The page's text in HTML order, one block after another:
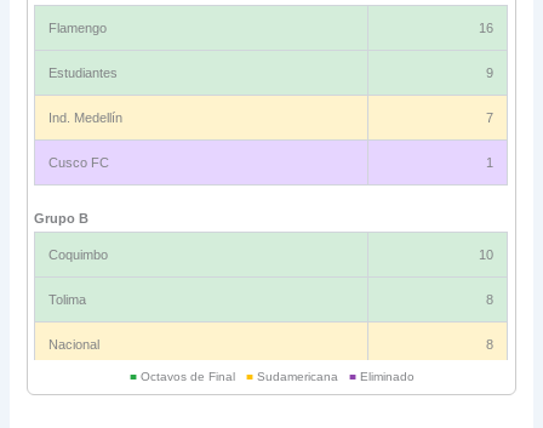
Flamengo 16
Estudiantes 9
Ind. Medellín 7
Cusco FC 1
Grupo B
Coquimbo 10
Tolima 8
Nacional 8
■Octavos de Final ■Sudamericana ■Eliminado